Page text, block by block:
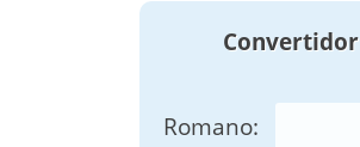
Convertidor
Romano: